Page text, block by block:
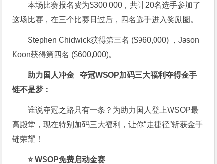
本场比赛报名费为$300,000，共计20名选手参加了
这场比赛，在三个比赛日过后，四名选手进入奖励圈。
Stephen Chidwick获得第三名 ($960,000) ，Jason
Koon获得第四名 ($600,000)。
助力国人冲金 夺冠WSOP加码三大福利夺得金手
链不是梦 ：
谁说夺冠之路只有一条？为助力国人登上WSOP最
高殿堂，现在特别加码三大福利，让你“走捷径”斩获金手
链荣耀！
⭐ WSOP免费启动金赛